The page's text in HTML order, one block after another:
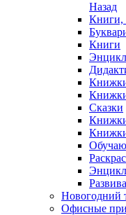
Назад
Книги,
Книги
Сказки
Новогодний
Офисные